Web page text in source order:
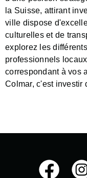
la Suisse, attirant
ville dispose
culturelles et de
explorez les
professionnels
correspondant à vos
Colmar, c'est investir